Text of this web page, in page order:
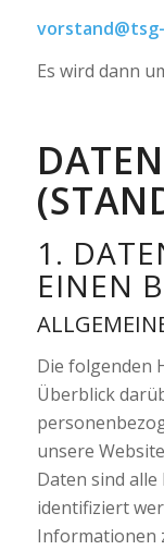
Es wird dann
1.
EINEN
Die folgenden
Überblick
unsere
Daten sind
identifiziert
Informationen